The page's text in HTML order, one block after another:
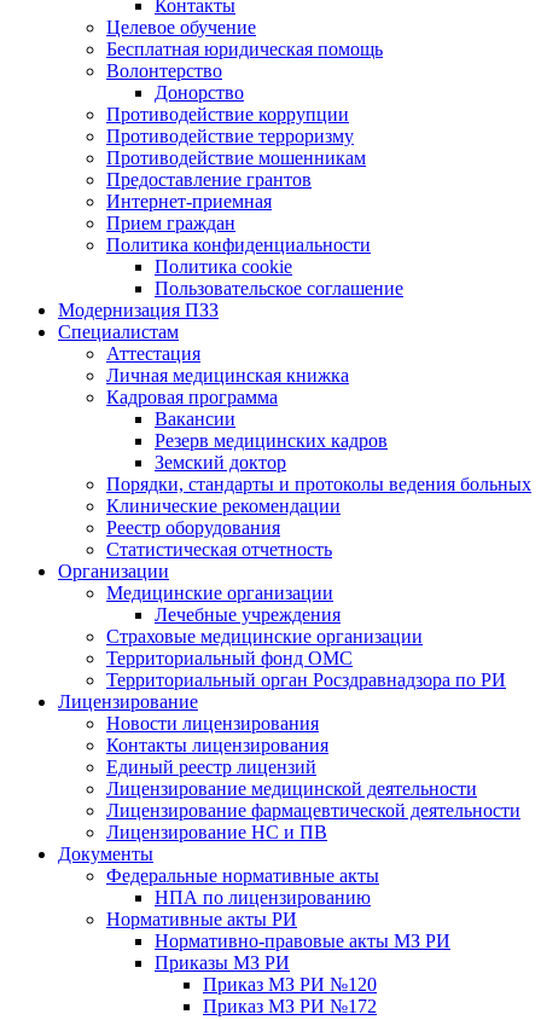
Контакты
Целевое обучение
Бесплатная юридическая помощь
Волонтерство
Донорство
Противодействие коррупции
Противодействие терроризму
Противодействие мошенникам
Предоставление грантов
Интернет-приемная
Прием граждан
Политика конфиденциальности
Политика cookie
Пользовательское соглашение
Модернизация ПЗЗ
Специалистам
Аттестация
Личная медицинская книжка
Кадровая программа
Вакансии
Резерв медицинских кадров
Земский доктор
Порядки, стандарты и протоколы ведения больных
Клинические рекомендации
Реестр оборудования
Статистическая отчетность
Организации
Медицинские организации
Лечебные учреждения
Страховые медицинские организации
Территориальный фонд ОМС
Территориальный орган Росздравнадзора по РИ
Лицензирование
Новости лицензирования
Контакты лицензирования
Единый реестр лицензий
Лицензирование медицинской деятельности
Лицензирование фармацевтической деятельности
Лицензирование НС и ПВ
Документы
Федеральные нормативные акты
НПА по лицензированию
Нормативные акты РИ
Нормативно-правовые акты МЗ РИ
Приказы МЗ РИ
Приказ МЗ РИ №120
Приказ МЗ РИ №172